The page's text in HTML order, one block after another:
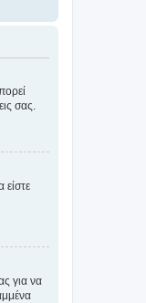
σας.
είστε
για να